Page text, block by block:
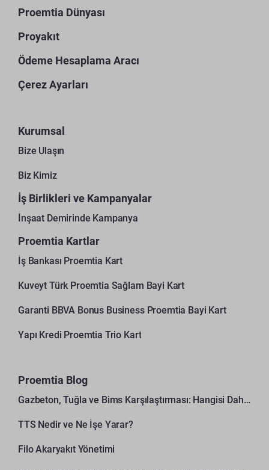
Proemtia Dünyası
Proyakıt
Ödeme Hesaplama Aracı
Çerez Ayarları
Kurumsal
Bize Ulaşın
Biz Kimiz
İş Birlikleri ve Kampanyalar
İnşaat Demirinde Kampanya
Proemtia Kartlar
İş Bankası Proemtia Kart
Kuveyt Türk Proemtia Sağlam Bayi Kart
Garanti BBVA Bonus Business Proemtia Bayi Kart
Yapı Kredi Proemtia Trio Kart
Proemtia Blog
Gazbeton, Tuğla ve Bims Karşılaştırması: Hangisi Daha Avantajlı?
TTS Nedir ve Ne İşe Yarar?
Filo Akaryakıt Yönetimi